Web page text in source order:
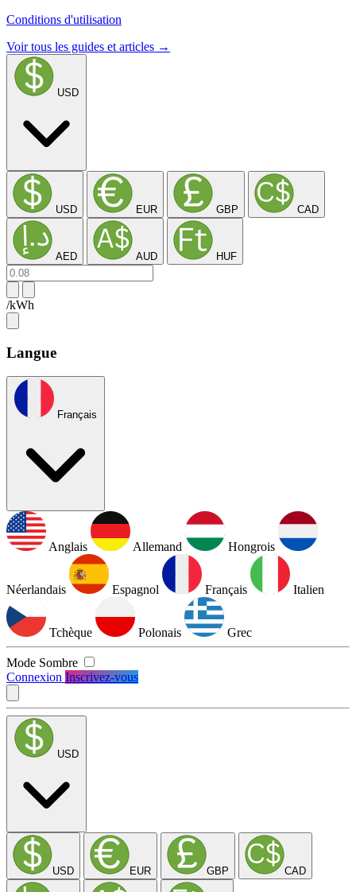
Conditions d'utilisation
Voir tous les guides et articles →
USD
USD EUR GBP CAD
AED AUD HUF
/kWh
Langue
Français
Anglais Allemand Hongrois
Néerlandais Espagnol Français Italien
Tchèque Polonais Grec
Mode Sombre
Connexion Inscrivez-vous
USD
USD EUR GBP CAD